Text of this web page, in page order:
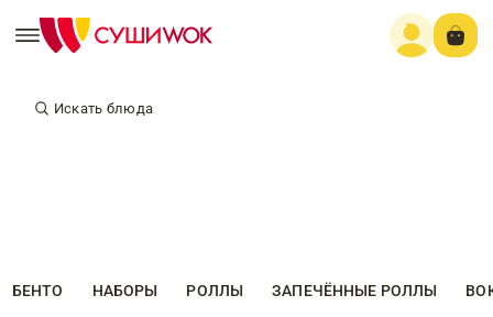
Искать блюда
БЕНТО НАБОРЫ РОЛЛЫ ЗАПЕЧЁННЫЕ РОЛЛЫ